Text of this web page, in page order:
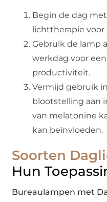
Begin de dag
lichttherapie
Gebruik de lamp
werkdag voor
productiviteit.
Vermijd gebruik
blootstelling aan
van melatonine
kan beïnvloeden.
Soorten
Hun
Bureaulampen met